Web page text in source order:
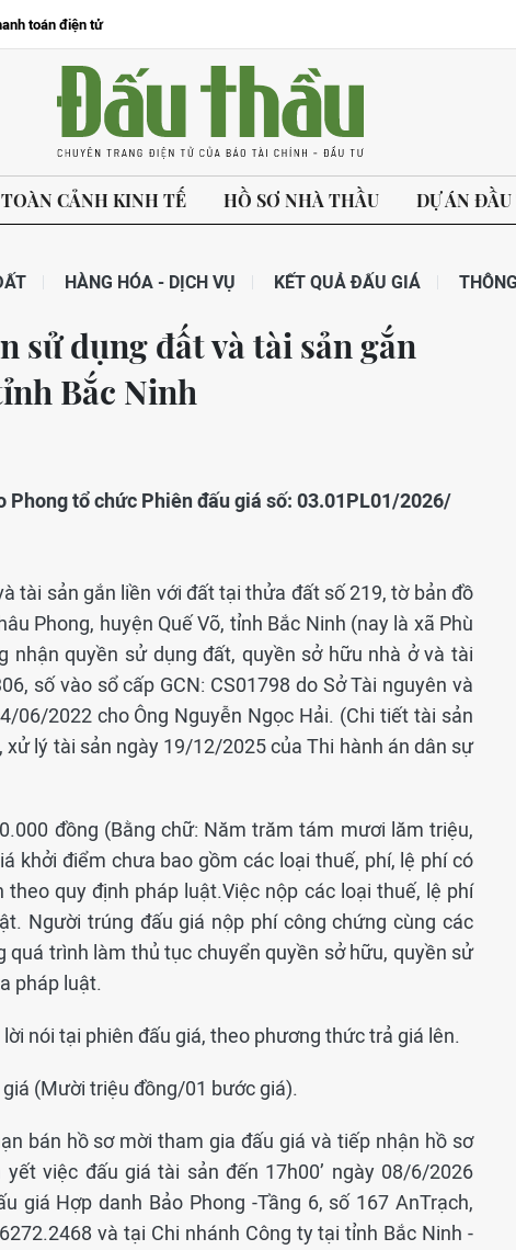
toán điện tử
TOÀN CẢNH KINH TẾ HỒ SƠ NHÀ THẦU DỰ ÁN ĐẦU
HÀNG HÓA - DỊCH VỤ KẾT QUẢ ĐẤU GIÁ
sử dụng đất và tài sản gắn
Bắc Ninh
Phong tổ chức Phiên đấu giá số: 03.01PL01/2026/
tài sản gắn liền với đất tại thửa đất số 219, tờ bản đồ
Phong, huyện Quế Võ, tỉnh Bắc Ninh (nay là xã Phù
nhận quyền sử dụng đất, quyền sở hữu nhà ở và tài
số vào sổ cấp GCN: CS01798 do Sở Tài nguyên và
06/2022 cho Ông Nguyễn Ngọc Hải. (Chi tiết tài sản
xử lý tài sản ngày 19/12/2025 của Thi hành án dân sự
đồng (Bằng chữ: Năm trăm tám mươi lăm triệu,
khởi điểm chưa bao gồm các loại thuế, phí, lệ phí có
theo quy định pháp luật.Việc nộp các loại thuế, lệ phí
Người trúng đấu giá nộp phí công chứng cùng các
quá trình làm thủ tục chuyển quyền sở hữu, quyền sử
pháp luật.
nói tại phiên đấu giá, theo phương thức trả giá lên.
(Mười triệu đồng/01 bước giá).
bán hồ sơ mời tham gia đấu giá và tiếp nhận hồ sơ
việc đấu giá tài sản đến 17h00’ ngày 08/6/2026
giá Hợp danh Bảo Phong -Tầng 6, số 167 AnTrạch,
và tại Chi nhánh Công ty tại tỉnh Bắc Ninh -